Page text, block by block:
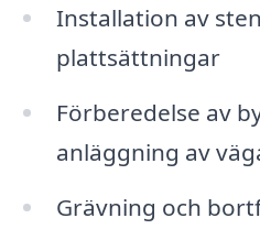
Installation av
plattsättningar
Förberedelse av
anläggning av
Grävning och